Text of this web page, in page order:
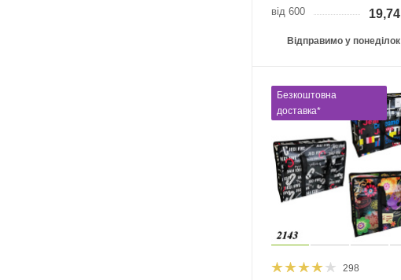
від 600 19,74
Відправимо у понеділок
Безкоштовна
доставка*
298